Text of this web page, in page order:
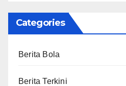
Categories
Berita Bola
Berita Terkini